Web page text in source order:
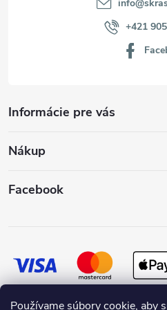
Používame súbory cookie, aby
Informácie pre vás
Nákup
info@
+421
Facebook